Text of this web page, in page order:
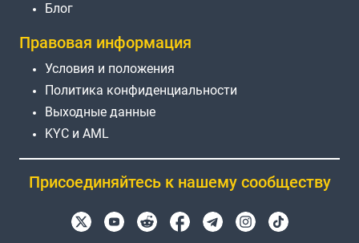
Блог
Правовая информация
Условия и положения
Политика конфиденциальности
Выходные данные
KYC и AML
Присоединяйтесь к нашему сообществу